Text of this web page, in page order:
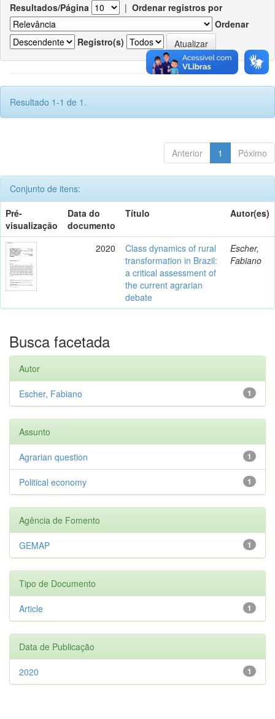
Resultados/Página | Ordenar registros por
Ordenar
Registro(s)
Resultado 1-1 de 1.
Anterior 1 Póximo
Conjunto de itens:
Pré-
visualização
Data do
documento
Título Autor(es)
2020
Class dynamics of rural
transformation in Brazil:
a critical assessment of
the current agrarian
debate
Escher,
Fabiano
Busca facetada
Autor
1
Escher, Fabiano
Assunto
1
Agrarian question
1
Political economy
Agência de Fomento
1
GEMAP
Tipo de Documento
1
Article
Data de Publicação
1
2020